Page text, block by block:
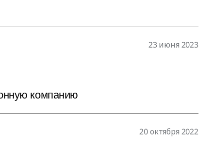
23 июня 2023
компанию
20 октября 2022